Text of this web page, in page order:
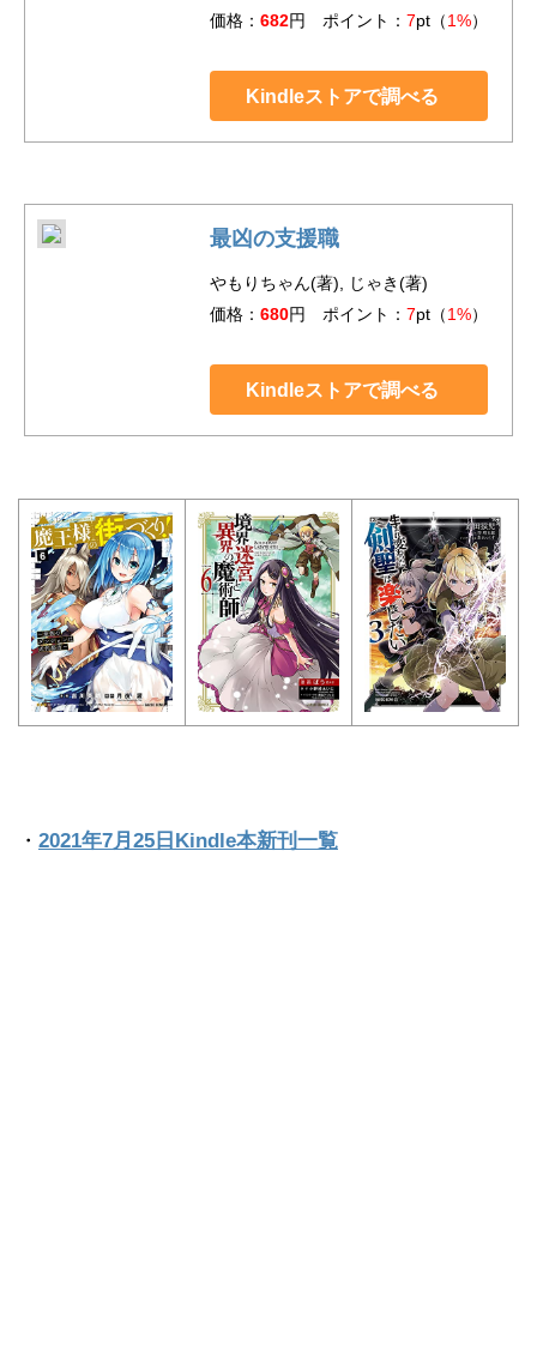
価格： 682円 ポイント： 7pt（1%）
Kindleストアで調べる
最凶の支援職
やもりちゃん(著), じゃき(著)
価格： 680円 ポイント： 7pt（1%）
Kindleストアで調べる
・ 2021年7月25日Kindle本新刊一覧